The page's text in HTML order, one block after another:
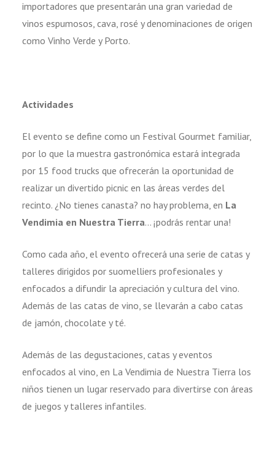
importadores que presentarán una gran variedad de
vinos espumosos, cava, rosé y denominaciones de origen
como Vinho Verde y Porto.
Actividades
El evento se define como un Festival Gourmet familiar,
por lo que la muestra gastronómica estará integrada
por 15 food trucks que ofrecerán la oportunidad de
realizar un divertido picnic en las áreas verdes del
recinto. ¿No tienes canasta? no hay problema, en La
Vendimia en Nuestra Tierra… ¡podrás rentar una!
Como cada año, el evento ofrecerá una serie de catas y
talleres dirigidos por suomelliers profesionales y
enfocados a difundir la apreciación y cultura del vino.
Además de las catas de vino, se llevarán a cabo catas
de jamón, chocolate y té.
Además de las degustaciones, catas y eventos
enfocados al vino, en La Vendimia de Nuestra Tierra los
niños tienen un lugar reservado para divertirse con áreas
de juegos y talleres infantiles.